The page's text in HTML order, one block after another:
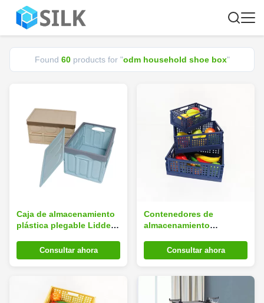
Found 60products for "odm household shoe box"
Caja de almacenamiento
plástica plegable Lidded
totalizadores plegables
lavables con la tapa
Consultar ahora
Contenedores de
almacenamiento
decoración de moda los
30*20*12cm Multiescena
Consultar ahora